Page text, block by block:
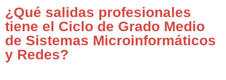
¿Qué salidas profesionales
tiene el Ciclo de Grado Medio
de Sistemas Microinformáticos
y Redes?